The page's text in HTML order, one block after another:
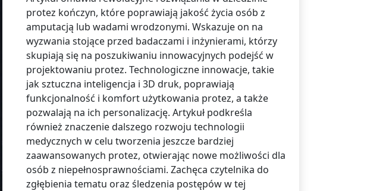
protez kończyn, które poprawiają jakość życia osób z
amputacją lub wadami wrodzonymi. Wskazuje on na
wyzwania stojące przed badaczami i inżynierami, którzy
skupiają się na poszukiwaniu innowacyjnych podejść w
projektowaniu protez. Technologiczne innowacje, takie
jak sztuczna inteligencja i 3D druk, poprawiają
funkcjonalność i komfort użytkowania protez, a także
pozwalają na ich personalizację. Artykuł podkreśla
również znaczenie dalszego rozwoju technologii
medycznych w celu tworzenia jeszcze bardziej
zaawansowanych protez, otwierając nowe możliwości dla
osób z niepełnosprawnościami. Zachęca czytelnika do
zgłębienia tematu oraz śledzenia postępów w tej